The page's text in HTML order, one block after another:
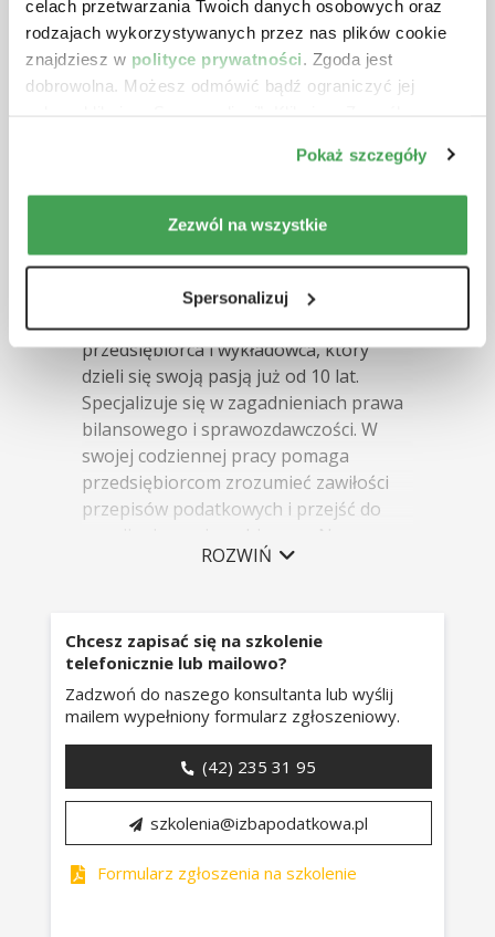
celach przetwarzania Twoich danych osobowych oraz
rodzajach wykorzystywanych przez nas plików cookie
znajdziesz w polityce prywatności . Zgoda jest
dobrowolna. Możesz odmówić bądź ograniczyć jej
Pokaż szczegóły
Zezwól na wszystkie
Spersonalizuj
osoby samodzielnie prowadzące
księgowość swojej firmy.
Marta Zielińska
Dyplomowana księgowa SKwP
Dyplomowana księgowa,
przedsiębiorca i wykładowca, który
dzieli się swoją pasją już od 10 lat.
Specjalizuje się w zagadnieniach prawa
bilansowego i sprawozdawczości. W
swojej codziennej pracy pomaga
przedsiębiorcom zrozumieć zawiłości
przepisów podatkowych i przejść do
dzień prowadzi 8-osobowy zespół
klientów, chętnie przedkłada zdobyte
doświadczenie na własne zajęcia.
Podczas prowadzonych przez siebie
warsztatów łączy czynny udział w
biznesie z przenoszeniem teorii do
świata praktyki.
ROZWIŃ
Chcesz zapisać się na szkolenie
telefonicznie lub mailowo?
Zadzwoń do naszego konsultanta lub wyślij
mailem wypełniony formularz zgłoszeniowy.
(42) 235 31 95
szkolenia@izbapodatkowa.pl
Formularz zgłoszenia na szkolenie